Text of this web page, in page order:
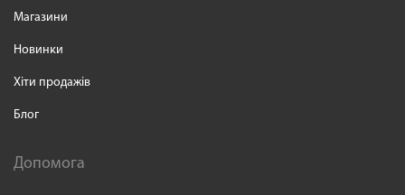
Магазини
Новинки
Хіти продажів
Блог
Допомога